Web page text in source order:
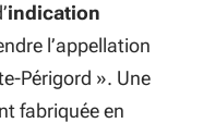
indication
l’appellation
Périgord ». Une
fabriquée en